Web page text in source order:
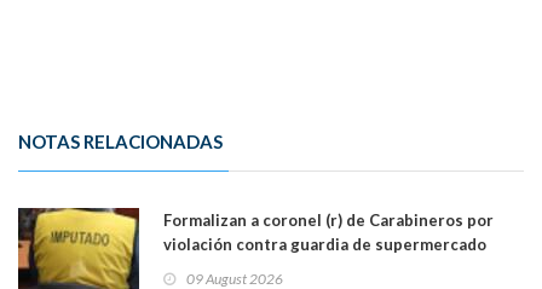
NOTAS RELACIONADAS
Formalizan a coronel (r) de Carabineros por
violación contra guardia de supermercado
09 August 2026